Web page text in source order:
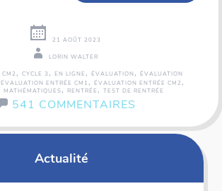
21 AOÛT 2023
LORIN WALTER
CM2 , CYCLE 3 , EN LIGNE , ÉVALUATION , ÉVALUATION
ÉVALUATION ENTRÉE CM1 , ÉVALUATION ENTRÉE CM2 ,
MATHÉMATIQUES, RENTRÉE , TEST DE RENTRÉE
541 COMMENTAIRES
Actualité